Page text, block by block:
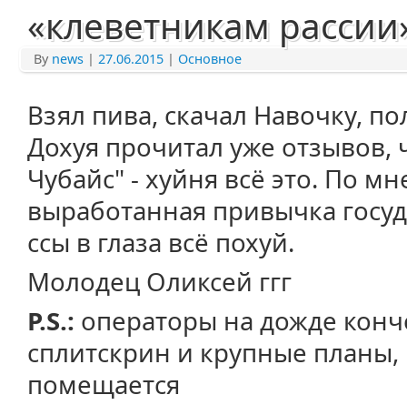
«клеветникам
By news | 27.06.2015 | Основное
Взял пива, скачал Навочку,
Дохуя прочитал уже отзывов,
Чубайс" - хуйня всё это. По
выработанная привычка
ссы в глаза всё похуй.
Молодец Оликсей ггг
P.S.: операторы на дожде
сплитскрин и крупные
помещается